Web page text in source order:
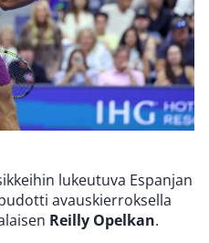
lukeutuva Espanjan
avauskierroksella
Reilly Opelkan.